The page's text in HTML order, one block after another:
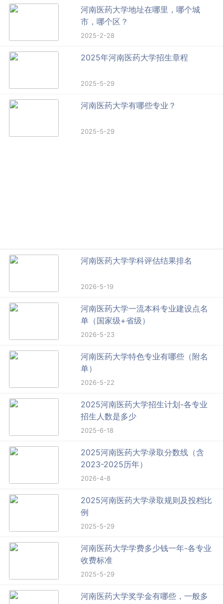
河南医药大学地址在哪里，哪个城
市，哪个区？
2025-2-28
2025年河南医药大学招生章程
2025-5-29
河南医药大学有哪些专业？
2025-5-29
河南医药大学学科评估结果排名
2026-5-19
河南医药大学一流本科专业建设点名
单（国家级+省级）
2026-5-23
河南医药大学特色专业有哪些（附名
单）
2026-5-22
2025河南医药大学招生计划-各专业
招生人数是多少
2025-6-18
2025河南医药大学录取分数线（含
2023-2025历年）
2026-4-8
2025河南医药大学录取规则及投档比
例
2025-5-29
河南医药大学学费多少钱一年-各专业
收费标准
2025-5-29
河南医药大学奖学金有哪些，一般多